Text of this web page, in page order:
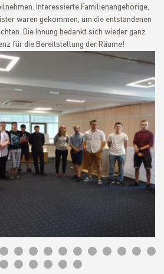
Interessierte Familienangehörige,
waren gekommen, um die entstandenen
Die Innung bedankt sich wieder ganz
für die Bereitstellung der Räume!